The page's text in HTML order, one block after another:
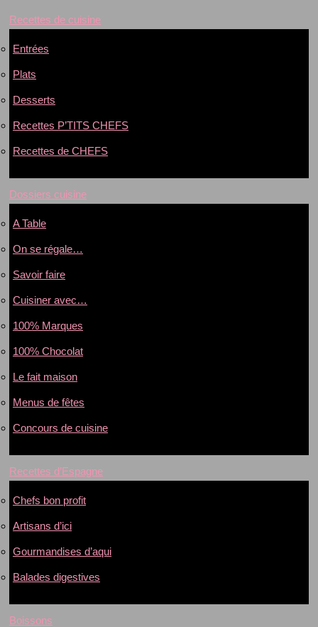
Recettes de cuisine
Entrées
Plats
Desserts
Recettes P’TITS CHEFS
Recettes de CHEFS
Dossiers cuisine
A Table
On se régale…
Savoir faire
Cuisiner avec…
100% Marques
100% Chocolat
Le fait maison
Menus de fêtes
Concours de cuisine
Recettes d’Espagne
Chefs bon profit
Artisans d’ici
Gourmandises d’aqui
Balades digestives
Boissons